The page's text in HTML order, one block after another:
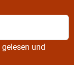
gelesen und